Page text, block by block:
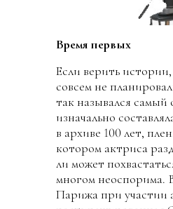
Время первых
Если верить
совсем не
так назывался
изначально
в архиве 100 лет,
котором актриса
ли может
многом неоспорима.
Парижа при участии